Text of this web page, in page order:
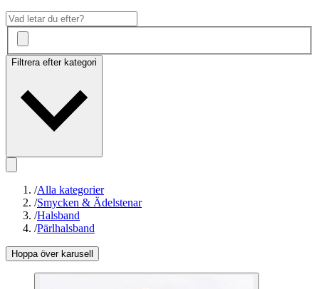
Filtrera efter kategori
/Alla kategorier
/Smycken & Ädelstenar
/Halsband
/Pärlhalsband
Hoppa över karusell